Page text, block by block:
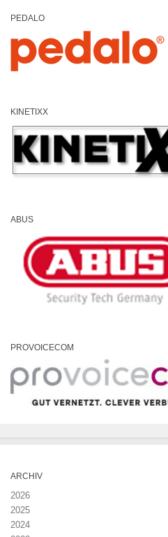
PEDALO
KINETIXX
ABUS
PROVOICECOM
ARCHIV
2026
2025
2024